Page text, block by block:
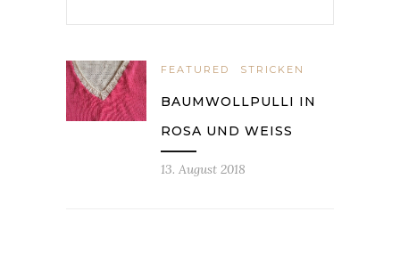
FEATURED STRICKEN
BAUMWOLLPULLI IN
ROSA UND WEISS
13. August 2018